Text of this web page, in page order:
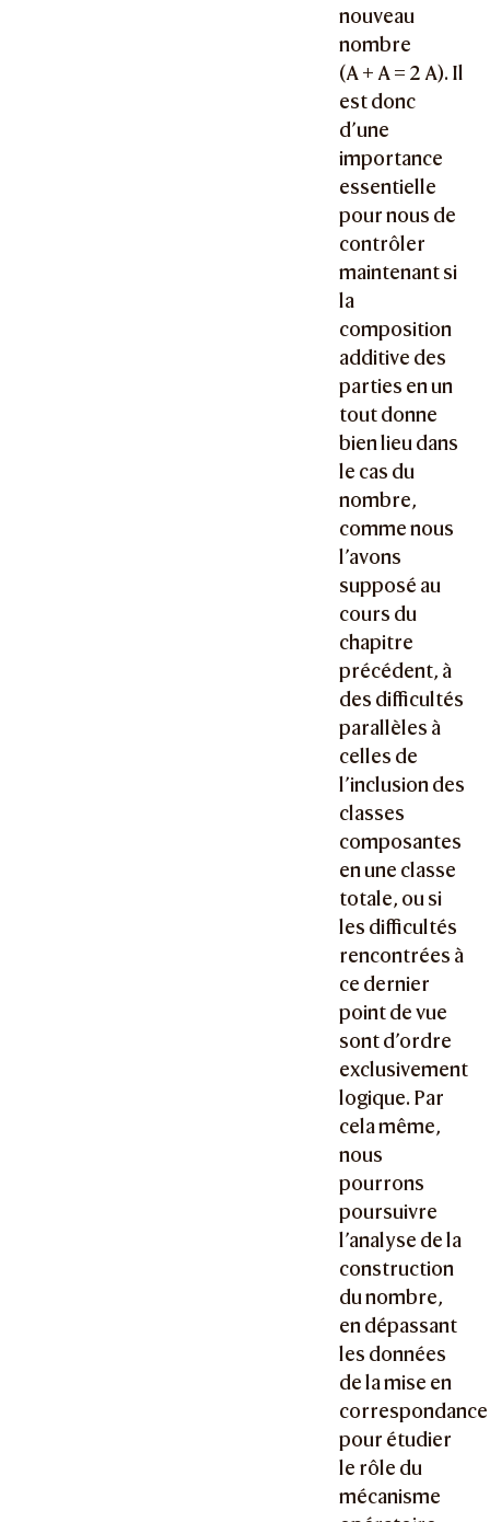
nouveau
nombre
(A + A = 2 A). Il
est donc
d’une
importance
essentielle
pour nous de
contrôler
maintenant si
la
composition
additive des
parties en un
tout donne
bien lieu dans
le cas du
nombre,
comme nous
l’avons
supposé au
cours du
chapitre
précédent, à
des difficultés
parallèles à
celles de
l’inclusion des
classes
composantes
en une classe
totale, ou si
les difficultés
rencontrées à
ce dernier
point de vue
sont d’ordre
exclusivement
logique. Par
cela même,
nous
pourrons
poursuivre
l’analyse de la
construction
du nombre,
en dépassant
les données
de la mise en
correspondance
pour étudier
le rôle du
mécanisme